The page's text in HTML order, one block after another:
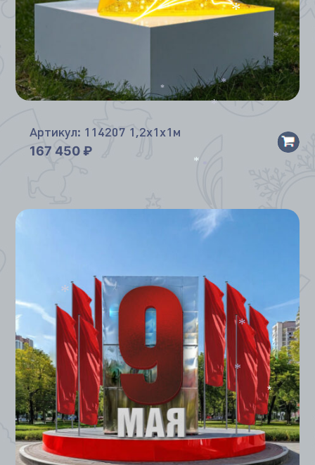
Артикул: 114207 1,2х1х1м
167 450 ₽
*
*
*
*
*
*
*
*